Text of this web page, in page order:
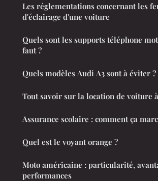
Les réglementations concernant les
d'éclairage d'une voiture
Quels sont les supports téléphone
faut ?
Quels modèles Audi A3 sont à éviter ?
Tout savoir sur la location de voiture
Assurance scolaire : comment ça
Quel est le voyant orange ?
Moto américaine : particularité,
performances